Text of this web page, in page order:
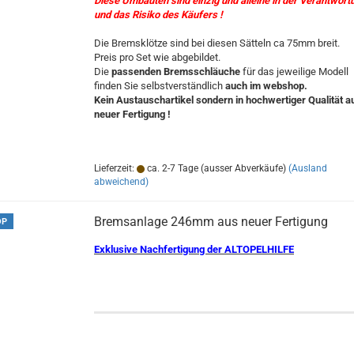
und das Risiko des Käufers !
Die Bremsklötze sind bei diesen Sätteln ca 75mm breit.
Preis pro Set wie abgebildet.
Die passenden Bremsschläuche für das jeweilige Modell
finden Sie selbstverständlich auch im webshop.
Kein Austauschartikel sondern in hochwertiger Qualität
neuer Fertigung !
Lieferzeit: ca. 2-7 Tage (ausser Abverkäufe) (Ausland
abweichend)
Bremsanlage 246mm aus neuer Fertigung
Exklusive Nachfertigung der ALTOPELHILFE